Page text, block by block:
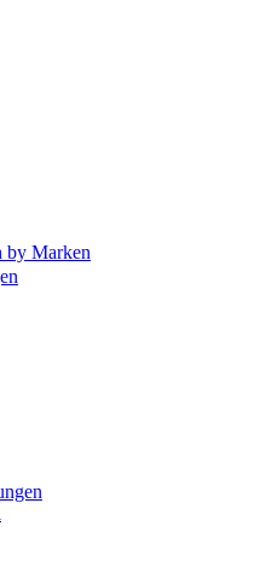
by Marken